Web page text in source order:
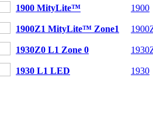
1900 MityLite™ 1900
1900Z1 MityLite™ Zone1
1930Z0 L1 Zone 0
1930 L1 LED 1930